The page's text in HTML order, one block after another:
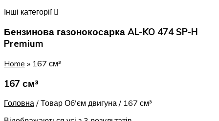
Інші категорії
Бензинова газонокосарка AL-KO 474 SP-H
Premium
Home » 167 см³
167 см³
Головна / Товар Об'єм двигуна / 167 см³